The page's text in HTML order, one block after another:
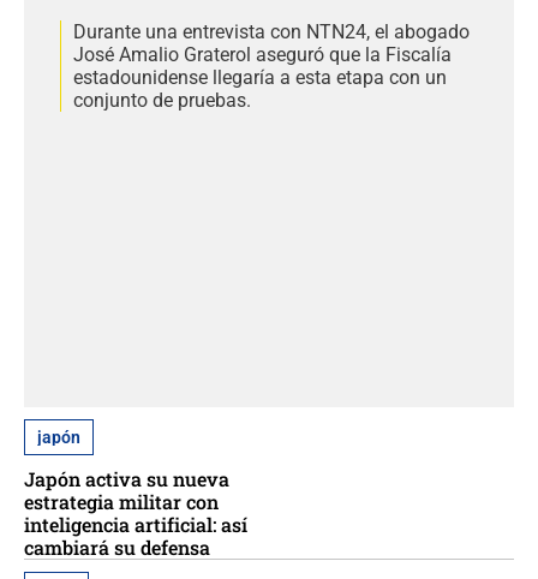
Durante una entrevista con NTN24, el abogado
José Amalio Graterol aseguró que la Fiscalía
estadounidense llegaría a esta etapa con un
conjunto de pruebas.
japón
Japón activa su nueva
estrategia militar con
inteligencia artificial: así
cambiará su defensa